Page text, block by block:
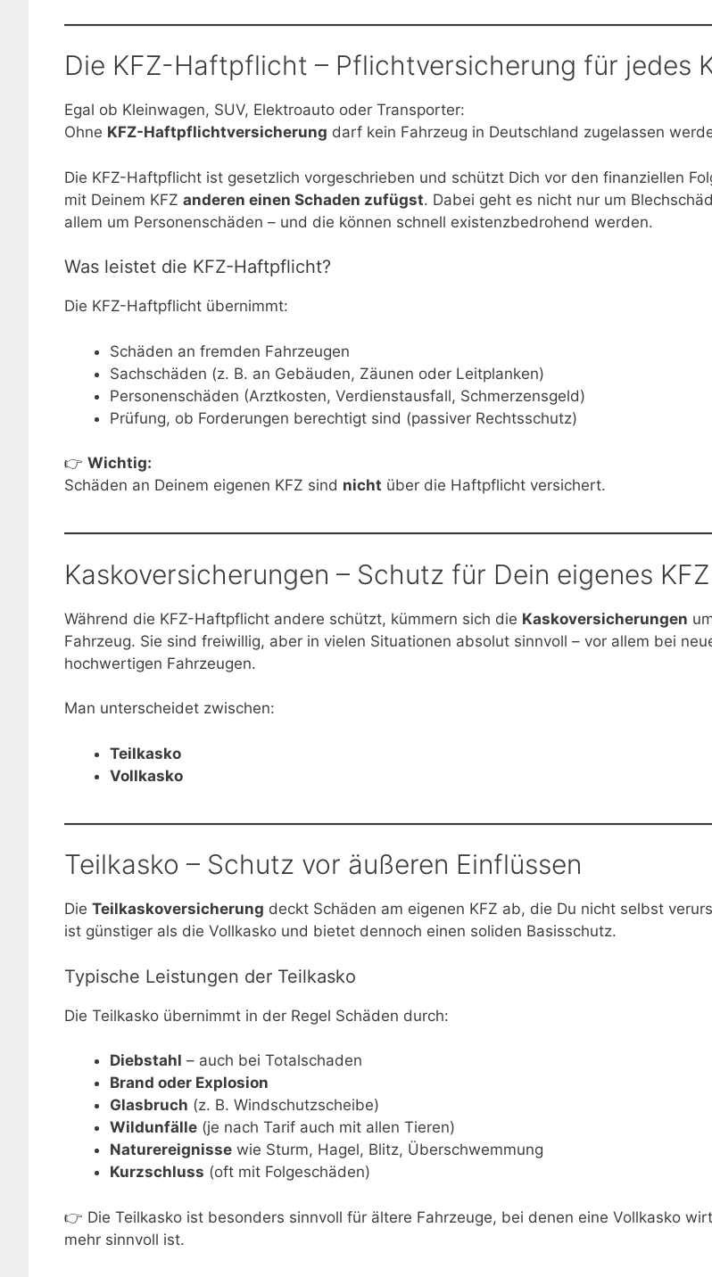
Die KFZ-Haftpflicht – Pflichtversicherung für jedes
Egal ob Kleinwagen, SUV, Elektroauto oder Transporter:
Ohne KFZ-Haftpflichtversicherung darf kein Fahrzeug in Deutschland zugelassen
Die KFZ-Haftpflicht ist gesetzlich vorgeschrieben und schützt Dich vor den finanziellen
mit Deinem KFZ anderen einen Schaden zufügst. Dabei geht es nicht nur um
allem um Personenschäden – und die können schnell existenzbedrohend werden.
Was leistet die KFZ-Haftpflicht?
Die KFZ-Haftpflicht übernimmt:
Schäden an fremden Fahrzeugen
Sachschäden (z. B. an Gebäuden, Zäunen oder Leitplanken)
Personenschäden (Arztkosten, Verdienstausfall, Schmerzensgeld)
Prüfung, ob Forderungen berechtigt sind (passiver Rechtsschutz)
👉 Wichtig:
Schäden an Deinem eigenen KFZ sind nicht über die Haftpflicht versichert.
Kaskoversicherungen – Schutz für Dein eigenes KFZ
Während die KFZ-Haftpflicht andere schützt, kümmern sich die Kaskoversicherungen
Fahrzeug. Sie sind freiwillig, aber in vielen Situationen absolut sinnvoll – vor allem bei
hochwertigen Fahrzeugen.
Man unterscheidet zwischen:
Teilkasko
Vollkasko
Teilkasko – Schutz vor äußeren Einflüssen
Die Teilkaskoversicherung deckt Schäden am eigenen KFZ ab, die Du nicht selbst
ist günstiger als die Vollkasko und bietet dennoch einen soliden Basisschutz.
Typische Leistungen der Teilkasko
Die Teilkasko übernimmt in der Regel Schäden durch:
Diebstahl – auch bei Totalschaden
Brand oder Explosion
Glasbruch (z. B. Windschutzscheibe)
Wildunfälle (je nach Tarif auch mit allen Tieren)
Naturereignisse wie Sturm, Hagel, Blitz, Überschwemmung
Kurzschluss (oft mit Folgeschäden)
👉 Die Teilkasko ist besonders sinnvoll für ältere Fahrzeuge, bei denen eine Vollkasko
mehr sinnvoll ist.